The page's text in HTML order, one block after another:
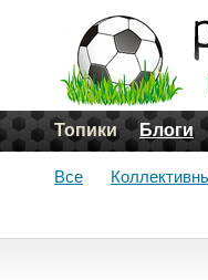
Топики Блоги
Все